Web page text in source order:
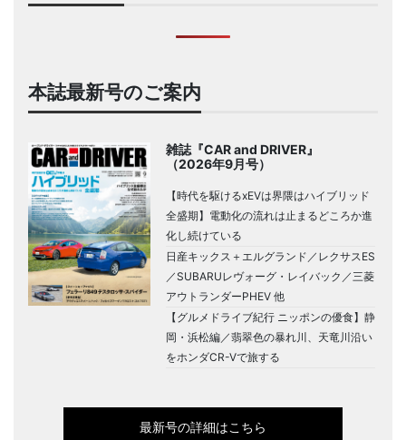
本誌最新号のご案内
雑誌『CAR and DRIVER』
（2026年9月号）
【時代を駆けるxEVは界隈はハイブリッド
全盛期】電動化の流れは止まるどころか進
化し続けている
日産キックス＋エルグランド／レクサスES
／SUBARUレヴォーグ・レイバック／三菱
アウトランダーPHEV 他
【グルメドライブ紀行 ニッポンの優食】静
岡・浜松編／翡翠色の暴れ川、天竜川沿い
をホンダCR-Vで旅する
最新号の詳細はこちら